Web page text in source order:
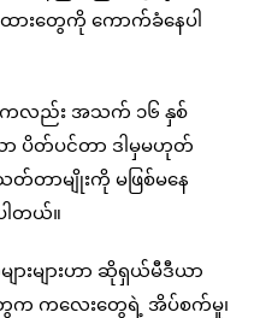
ားတွေကို ကောက်ခံနေပါ
ကလည်း အသက် ၁၆ နှစ်
ပိတ်ပင်တာ ဒါမှမဟုတ်
တာမျိုးကို မဖြစ်မနေ
ါတယ်။
းများဟာ ဆိုရှယ်မီဒီယာ
က ကလေးတွေရဲ့ အိပ်စက်မှု၊